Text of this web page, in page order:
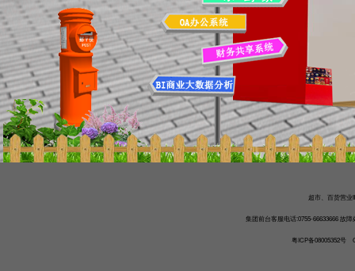
超市、百货营业
集团前台客服电话:0755-66633666 故
粤ICP备08005352号